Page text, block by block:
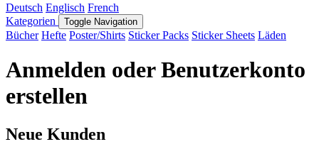
Deutsch Englisch French
Kategorien
Toggle Navigation
Bücher Hefte Poster/Shirts Sticker Packs Sticker Sheets Läden
Anmelden oder Benutzerkonto
erstellen
Neue Kunden